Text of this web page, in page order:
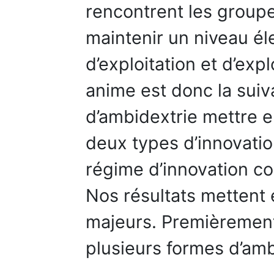
rencontrent les
maintenir un niveau
d’exploitation et
anime est donc la
d’ambidextrie mettre
deux types
régime d’innovation
Nos résultats
majeurs.
plusieurs formes